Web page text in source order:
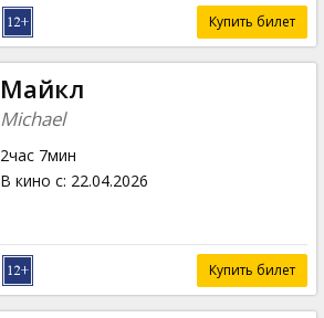
Купить билет
Майкл
Michael
2час 7мин
В кино с: 22.04.2026
Купить билет